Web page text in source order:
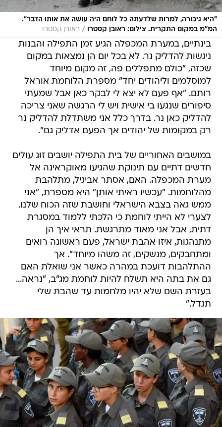
"היא גיבורה, למרות שלדעתה כל לוחם היה עושה את אותו הדבר".
המ"מ במקום התקרית. צילום: ראובן קסטרו
/ ראובן קסטרו
בינתיים, במערת המכפלה הגיע זמן התפילה והבנות
ניגשות להדליק נר. לא בכל יום הן נמצאות במקום
שכזה, "כולם מתפללים פה, זה מקום מיוחד
למוסלמים וליהודים יחד" מספרת הלוחמת אוראל
רותם. "אף פעם לא יצא לי לבקר כאן אבל שמעתי
סיפורים שנגעו בי אישית ויש לי הרגשה שאני צריכה
להדליק כאן נר. בדרך כלל אני משתדלת להדליק נר
רק במקומות של יהודים אך הפעם אדליק גם".
במושבים האחוריים של בית התפילה יושבים זוג עולים
חדשים דתיים עם תינוקת שהגיעו מאוקראינה אל
מערת המכפלה. האם, אסתר אביגיל, מתלהבת
מהלוחמות. "עכשיו ראיתי אותן" היא מספרת, "אני
ממש גאה בצבא הישראלי וחושבת שזה הכוח שלנו.
לצערי לא הייתי לוחמת כי הלכתי ללמוד במסגרת
דתית, אבל אני מאוד מתרגשת. תראי איך הן
מתנהגות, איזו אהבת ישראל, פעם ראשונה רואים
ומתחבקים, מנשקים, זה משהו מיוחד". אך
ההתלהבות דועכת במהרה כאשר אני שואלת האם
גם את בתה היא תשלח להיות לוחמת מג"ב, "נראה...
בעזרת השם שלא יהיו מלחמות עד שהבת שלי
תגדל."